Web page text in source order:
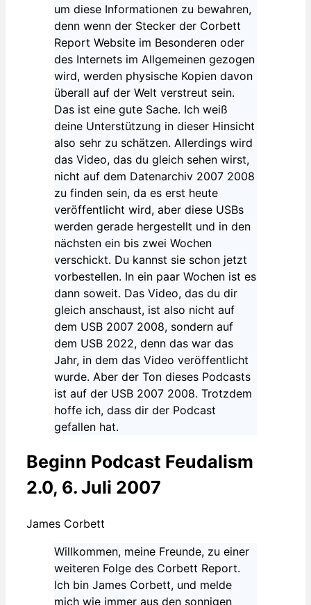
um diese Informationen zu bewahren,
denn wenn der Stecker der Corbett
Report Website im Besonderen oder
des Internets im Allgemeinen gezogen
wird, werden physische Kopien davon
überall auf der Welt verstreut sein.
Das ist eine gute Sache. Ich weiß
deine Unterstützung in dieser Hinsicht
also sehr zu schätzen. Allerdings wird
das Video, das du gleich sehen wirst,
nicht auf dem Datenarchiv 2007 2008
zu finden sein, da es erst heute
veröffentlicht wird, aber diese USBs
werden gerade hergestellt und in den
nächsten ein bis zwei Wochen
verschickt. Du kannst sie schon jetzt
vorbestellen. In ein paar Wochen ist es
dann soweit. Das Video, das du dir
gleich anschaust, ist also nicht auf
dem USB 2007 2008, sondern auf
dem USB 2022, denn das war das
Jahr, in dem das Video veröffentlicht
wurde. Aber der Ton dieses Podcasts
ist auf der USB 2007 2008. Trotzdem
hoffe ich, dass dir der Podcast
gefallen hat.
Beginn Podcast Feudalism
2.0, 6. Juli 2007
James Corbett
Willkommen, meine Freunde, zu einer
weiteren Folge des Corbett Report.
Ich bin James Corbett, und melde
mich wie immer aus den sonnigen